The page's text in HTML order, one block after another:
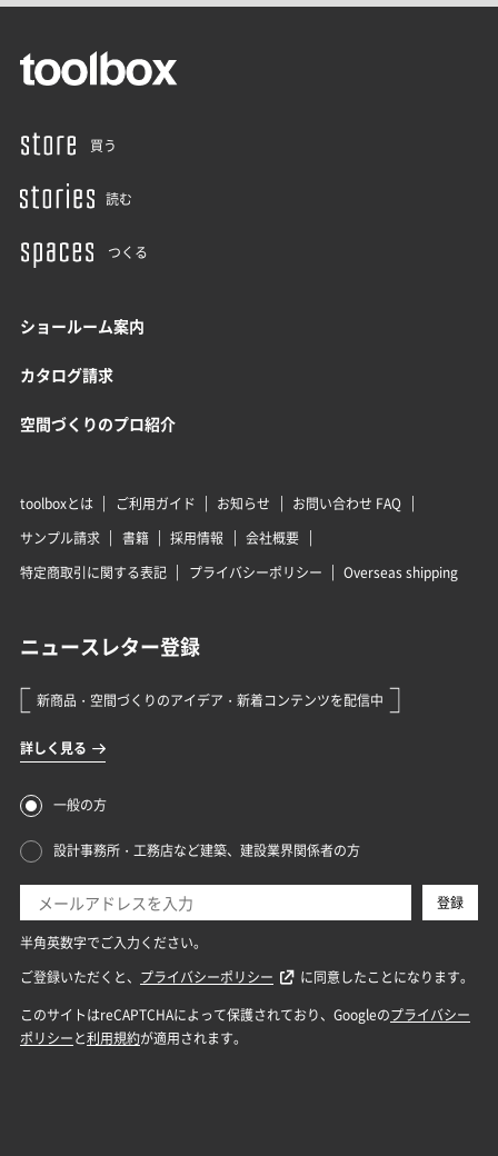
買う
読む
つくる
ショールーム案内
カタログ請求
空間づくりのプロ紹介
toolboxとは ご利用ガイド お知らせ
お問い合わせ FAQ
サンプル請求
書籍 採用情報
会社概要
特定商取引に関する表記
プライバシーポリシー Overseas shipping